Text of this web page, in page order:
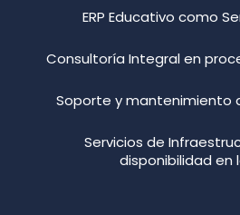
ERP Educativo como
Consultoría Integral en
Soporte y mantenimiento
Servicios de
disponibilidad en